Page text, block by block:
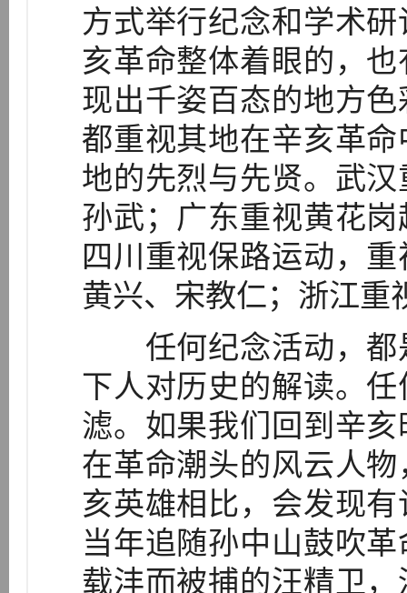
方式举行纪念和学术
亥革命整体着眼的，
现出千姿百态的地方
都重视其地在辛亥革
地的先烈与先贤。武
孙武；广东重视黄花
四川重视保路运动，
黄兴、宋教仁；浙江重
任何纪念活动，都
下人对历史的解读。
滤。如果我们回到辛
在革命潮头的风云人
亥英雄相比，会发现
当年追随孙中山鼓吹
载沣而被捕的汪精卫